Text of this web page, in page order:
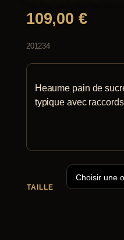
109,00€
201234
Heaume pain de
typique avec
TAILLE